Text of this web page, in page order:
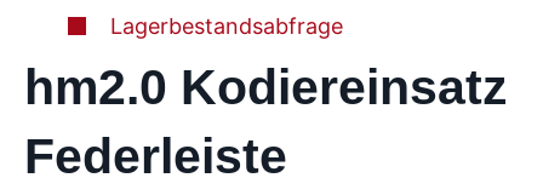
Lagerbestandsabfrage
hm2.0 Kodiereinsatz
Federleiste